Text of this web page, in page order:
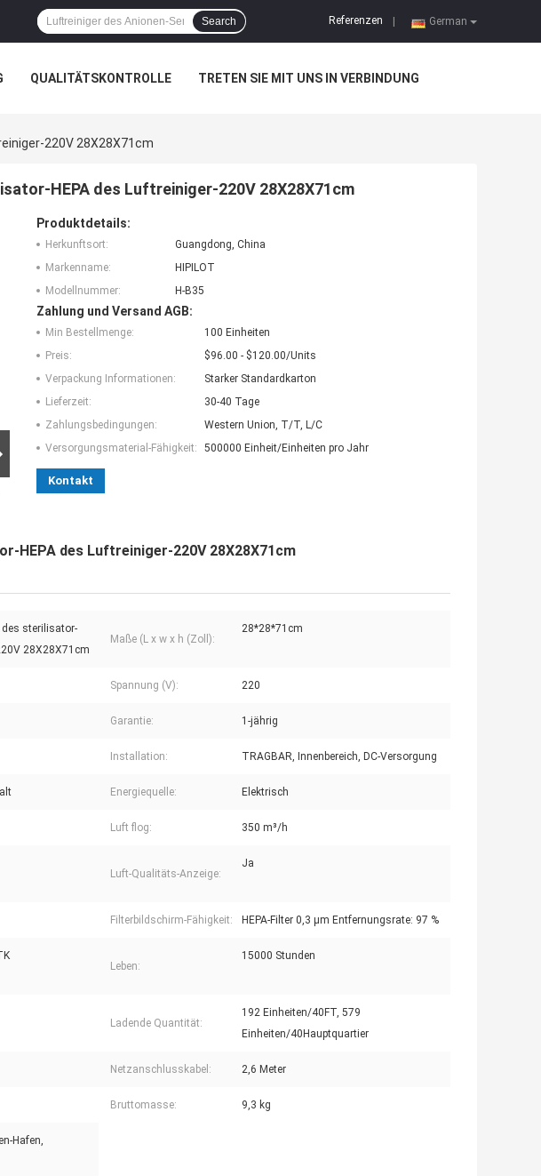
German
Referenzen
Search
QUALITÄTSKONTROLLE TRETEN SIE MIT UNS IN VERBINDUNG
220V 28X28X71cm
HEPA des Luftreiniger-220V 28X28X71cm
Produktdetails:
Herkunftsort:
Guangdong, China
Markenname:
HIPILOT
Modellnummer:
H-B35
Zahlung und Versand AGB:
Min Bestellmenge:
100 Einheiten
Preis:
$96.00 - $120.00/Units
Verpackung Informationen:
Starker Standardkarton
Lieferzeit:
30-40 Tage
Zahlungsbedingungen:
Western Union, T/T, L/C
Versorgungsmaterial-Fähigkeit:
500000 Einheit/Einheiten pro Jahr
Kontakt
des Luftreiniger-220V 28X28X71cm
sterilisator-
28X28X71cm
Maße (L x w x h (Zoll):
28*28*71cm
Spannung (V): 220
Garantie: 1-jährig
Installation: TRAGBAR, Innenbereich, DC-Versorgung
Energiequelle: Elektrisch
Luft flog: 350 m³/h
Luft-Qualitäts-Anzeige:
Ja
Filterbildschirm-Fähigkeit: HEPA-Filter 0,3 μm Entfernungsrate: 97 %
Leben:
15000 Stunden
Ladende Quantität:
192 Einheiten/40FT, 579
Einheiten/40Hauptquartier
Netzanschlusskabel: 2,6 Meter
Bruttomasse: 9,3 kg
Hafen,